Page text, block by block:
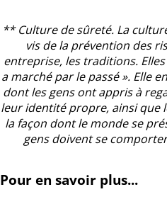
** Culture de sûreté. La
vis de la prévention des
entreprise, les traditions.
a marché par le passé ». Elle
dont les gens ont appris à
leur identité propre, ainsi que
la façon dont le monde se
gens doivent se
Pour en savoir plus...